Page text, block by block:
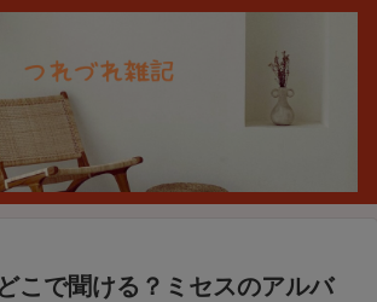
こで聞ける？ミセスのアルバ